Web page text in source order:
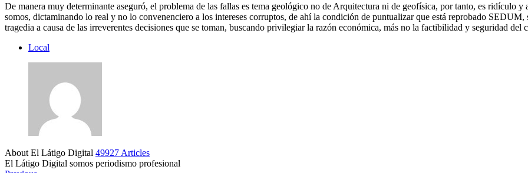
De manera muy determinante aseguró, el problema de las fallas es tema geológico no de Arquitectura ni de geofísica, por tanto, es ridículo
somos, dictaminando lo real y no lo convenenciero a los intereses corruptos, de ahí la condición de puntualizar que está reprobado
tragedia a causa de las irreverentes decisiones que se toman, buscando privilegiar la razón económica, más no la factibilidad y seguridad del
Local
About El Látigo Digital 49927 Articles
El Látigo Digital somos periodismo profesional